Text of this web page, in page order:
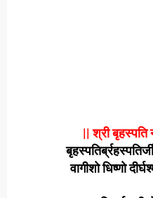
|| श्री बृहस्पति
वागीशो धिष्णो